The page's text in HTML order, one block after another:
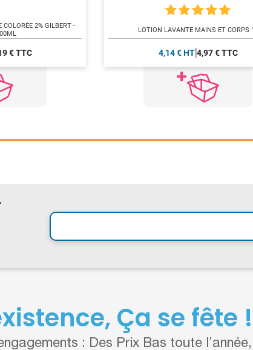
COLORÉE 2% GILBERT -
€ TTC
LOTION LAVANTE MAINS ET CORPS
4,14 € HT 4,97 € TTC
Ça se fête !
: Des Prix Bas toute